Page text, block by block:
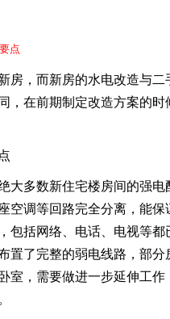
点
房，而新房的水电改造与二
，在前期制定改造方案的时
大多数新住宅楼房间的强电
空调等回路完全分离，能保
包括网络、电话、电视等都
置了完整的弱电线路，部分
室，需要做进一步延伸工作